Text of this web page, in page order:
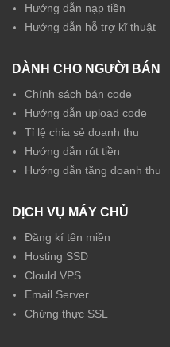
Hướng dẫn nạp tiền
Hướng dẫn hỗ trợ kĩ thuật
DÀNH CHO NGƯỜI BÁN
Chính sách bán code
Hướng dẫn upload code
Tỉ lệ chia sẻ doanh thu
Hướng dẫn rút tiền
Hướng dẫn tăng doanh thu
DỊCH VỤ MÁY CHỦ
Đăng kí tên miền
Hosting SSD
Clould VPS
Email Server
Chứng thực SSL